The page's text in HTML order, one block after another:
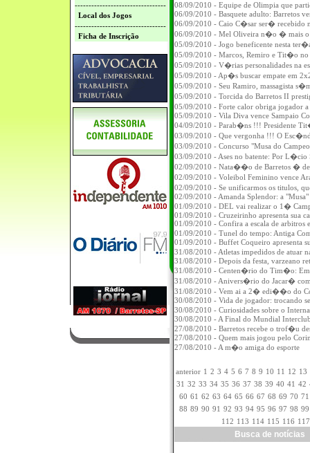
---------------------------------
Local dos Jogos
---------------------------------
Ficha de Inscrição
08/09/2010 - Equipe de Olimpia que
06/09/2010 - Basquete adulto: Barretos
06/09/2010 - Caio C�sar ser� recebido
06/09/2010 - Mel Oliveira n�o � mais
05/09/2010 - Jogo beneficente nesta
05/09/2010 - Marcos, Remiro e Tit�o no
05/09/2010 - V�rias personalidades na
05/09/2010 - Ap�s buscar empate em
05/09/2010 - Seu Ramiro, massagista
05/09/2010 - Torcida do Barretos II
05/09/2010 - Forte calor obriga jogador
05/09/2010 - Vila Diva vence Sampaio
04/09/2010 - Parab�ns !!! Presidente
03/09/2010 - Que vergonha !!! O
03/09/2010 - Concurso "Musa do
03/09/2010 - Ases no batente: Por L�cio
02/09/2010 - Nata��o de Barretos �
02/09/2010 - Voleibol Feminino vence
02/09/2010 - Se unificarmos os titulos,
02/09/2010 - Amanda Splendor: a "Musa"
01/09/2010 - DEL vai realizar o 1�
01/09/2010 - Cruzeirinho apresenta sua
01/09/2010 - Confira a escala de arbitros
01/09/2010 - Tunel do tempo: Antiga
01/09/2010 - Buffet Coqueiro apresenta
31/08/2010 - Atletas impedidos de
31/08/2010 - Depois da festa, varzeano
31/08/2010 - Centen�rio do Tim�o:
31/08/2010 - Anivers�rio do Jacar�
31/08/2010 - Vem ai a 2� edi��o do
30/08/2010 - Vida de jogador: trocando
30/08/2010 - Curiosidades sobre o
30/08/2010 - A Final do Mundial
27/08/2010 - Barretos recebe o trof�u
27/08/2010 - Quem mais jogou pelo
27/08/2010 - A m�o amiga do esporte
anterior 1 2 3 4 5 6 7 8 9 10 11 12 13
31 32 33 34 35 36 37 38 39 40 41 42
60 61 62 63 64 65 66 67 68 69 70 71
88 89 90 91 92 93 94 95 96 97 98 99
112 113 114 115 116 117
Busca de